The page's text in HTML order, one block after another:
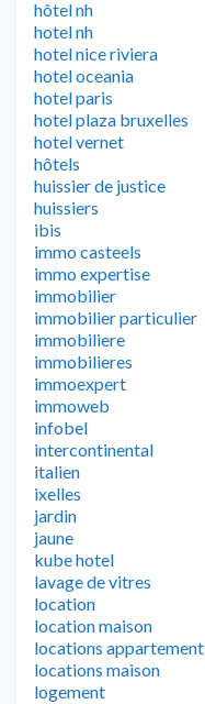
hôtel nh
hotel nh
hotel nice riviera
hotel oceania
hotel paris
hotel plaza bruxelles
hotel vernet
hôtels
huissier de justice
huissiers
ibis
immo casteels
immo expertise
immobilier
immobilier particulier
immobiliere
immobilieres
immoexpert
immoweb
infobel
intercontinental
italien
ixelles
jardin
jaune
kube hotel
lavage de vitres
location
location maison
locations appartement
locations maison
logement